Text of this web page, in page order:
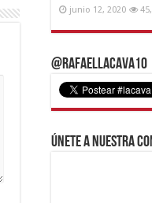
junio 12, 2020
@RafaelLacava10
Únete a nuestra